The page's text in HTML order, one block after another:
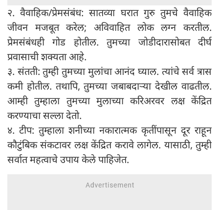
२. वैवाहिक/प्रेमसंबंध: सातव्या घरात गुरु तुमचे वैवाहिक
जीवन मजबूत करेल; अविवाहित लोक लग्न करतील.
प्रेमसंबंधही गोड होतील. तुमच्या जोडीदारासोबत दीर्घ
प्रवासाची शक्यता आहे.
३. संतती: तुम्ही तुमच्या मुलांचा आनंद घ्याल. त्यांचे सर्व त्रास
कमी होतील. तथापि, तुमच्या जबाबदाऱ्या देखील वाढतील.
आम्ही तुम्हाला तुमच्या मुलाच्या करिअरवर लक्ष केंद्रित
करण्याचा सल्ला देतो.
४. टीप: तुम्हाला शनीच्या नकारात्मक कृतींपासून दूर राहून
कौटुंबिक संकटावर लक्ष केंद्रित करावे लागेल. यासाठी, तुम्ही
सर्वात महत्वाचे उपाय केले पाहिजेत.